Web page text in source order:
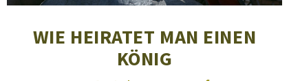
WIE HEIRATET MAN EINEN
KÖNIG